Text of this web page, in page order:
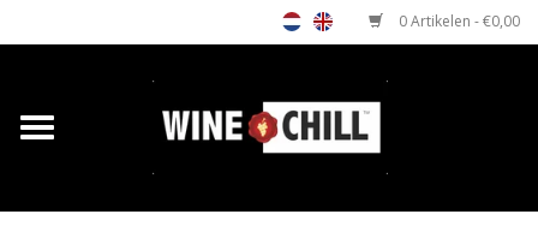
0 Artikelen - €0,00
Home